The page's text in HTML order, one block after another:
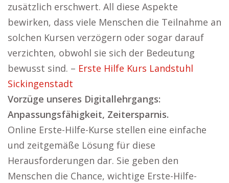
zusätzlich erschwert. All diese Aspekte
bewirken, dass viele Menschen die Teilnahme an
solchen Kursen verzögern oder sogar darauf
verzichten, obwohl sie sich der Bedeutung
bewusst sind. – Erste Hilfe Kurs Landstuhl
Sickingenstadt
Vorzüge unseres Digitallehrgangs:
Anpassungsfähigkeit, Zeitersparnis.
Online Erste-Hilfe-Kurse stellen eine einfache
und zeitgemäße Lösung für diese
Herausforderungen dar. Sie geben den
Menschen die Chance, wichtige Erste-Hilfe-